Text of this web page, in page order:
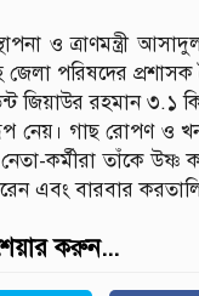
ও ত্রাণমন্ত্রী
পরিষদের প্রশাসক
জিয়াউর রহমান ৩.১
নেয়। গাছ রোপণ ও
কর্মীরা তাঁকে উষ্ণ
এবং বারবার
করুন...